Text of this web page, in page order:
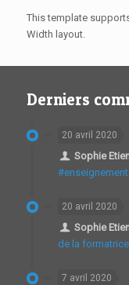
This template
Width layout.
Derniers
20 avril 2020
Sophie
20 avril 2020
Sophie
de la formatrice
7 avril 2020